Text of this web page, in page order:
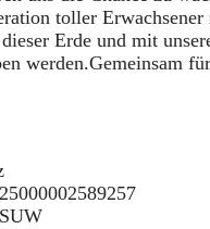
toller Erwachsener
Erde und mit
werden.Gemeinsam